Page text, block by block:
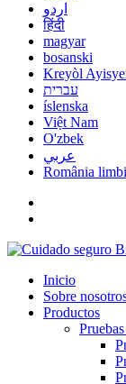
اردو
हिंदी
magyar
bosanski
Kreyòl
עברית
íslenska
Việt Nam
O'zbek
عربي
România limbi
Inicio
Sobre
Productos